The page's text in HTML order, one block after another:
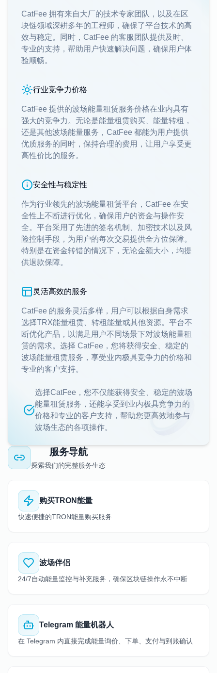
CatFee 拥有来自大厂的技术专家团队，以及在区
块链领域深耕多年的工程师，确保了平台技术的高
效与稳定。同时，CatFee 的客服团队提供及时、
专业的支持，帮助用户快速解决问题，确保用户体
验顺畅。
行业竞争力价格
CatFee 提供的波场能量租赁服务价格在业内具有
强大的竞争力。无论是能量租赁购买、能量转租，
还是其他波场能量服务，CatFee 都能为用户提供
优质服务的同时，保持合理的费用，让用户享受更
高性价比的服务。
安全性与稳定性
作为行业领先的波场能量租赁平台，CatFee 在安
全性上不断进行优化，确保用户的资金与操作安
全。平台采用了先进的签名机制、加密技术以及风
险控制手段，为用户的每次交易提供全方位保障。
特别是在资金转错的情况下，无论金额大小，均提
供退款保障。
灵活高效的服务
CatFee 的服务灵活多样，用户可以根据自身需求
选择TRX能量租赁、转租能量或其他资源。平台不
断优化产品，以满足用户不同场景下对波场能量租
赁的需求。选择 CatFee，您将获得安全、稳定的
波场能量租赁服务，享受业内极具竞争力的价格和
专业的客户支持。
选择CatFee，您不仅能获得安全、稳定的波场
能量租赁服务，还能享受到业内极具竞争力的
价格和专业的客户支持，帮助您更高效地参与
波场生态的各项操作。
服务导航
探索我们的完整服务生态
购买TRON能量
快速便捷的TRON能量购买服务
波场伴侣
24/7自动能量监控与补充服务，确保区块链操作永不中断
Telegram 能量机器人
在 Telegram 内直接完成能量询价、下单、支付与到账确认